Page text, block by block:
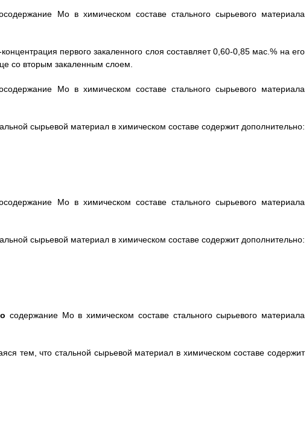
содержание Мо в химическом составе стального сырьевого материала
первого закаленного слоя составляет 0,60-0,85 мас.% на его
со вторым закаленным слоем.
содержание Мо в химическом составе стального сырьевого материала
сырьевой материал в химическом составе содержит дополнительно:
содержание Мо в химическом составе стального сырьевого материала
сырьевой материал в химическом составе содержит дополнительно:
содержание Мо в химическом составе стального сырьевого материала
тем, что стальной сырьевой материал в химическом составе содержит